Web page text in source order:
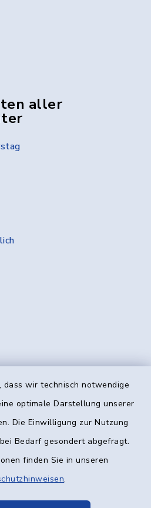
wir technisch notwendige
optimale Darstellung unserer
Die Einwilligung zur Nutzung
Bedarf gesondert abgefragt.
finden Sie in unseren
.
aller